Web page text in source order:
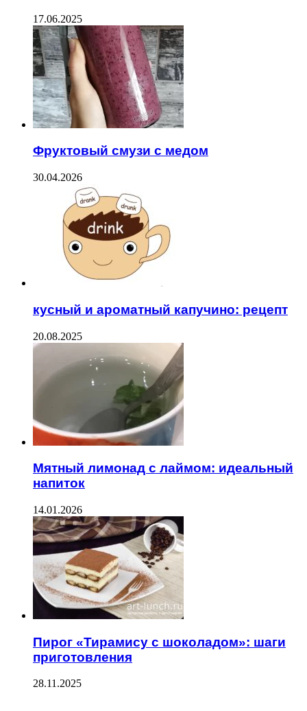
17.06.2025
Фруктовый смузи с медом
30.04.2026
кусный и ароматный капучино: рецепт
20.08.2025
Мятный лимонад с лаймом: идеальный
напиток
14.01.2026
Пирог «Тирамису с шоколадом»: шаги
приготовления
28.11.2025